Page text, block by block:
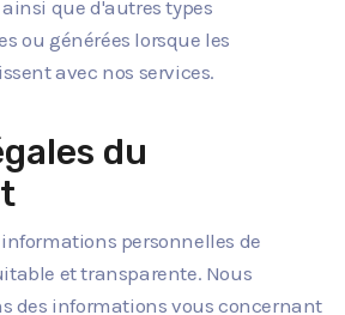
que d'autres types
ou générées lorsque les
avec nos services.
du
personnelles de
et transparente. Nous
des informations vous concernant